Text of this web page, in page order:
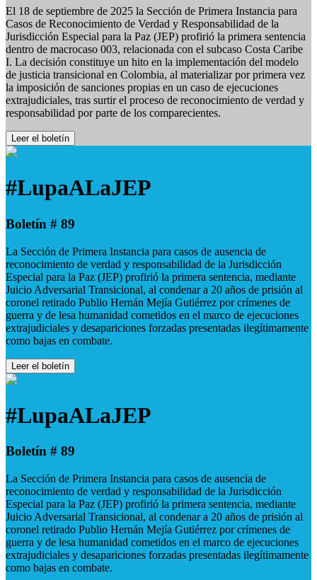
El 18 de septiembre de 2025 la Sección de Primera Instancia para
Casos de Reconocimiento de Verdad y Responsabilidad de la
Jurisdicción Especial para la Paz (JEP) profirió la primera sentencia
dentro de macrocaso 003, relacionada con el subcaso Costa Caribe
I. La decisión constituye un hito en la implementación del modelo
de justicia transicional en Colombia, al materializar por primera vez
la imposición de sanciones propias en un caso de ejecuciones
extrajudiciales, tras surtir el proceso de reconocimiento de verdad y
responsabilidad por parte de los comparecientes.
Leer el boletín
#LupaALaJEP
Boletín # 89
La Sección de Primera Instancia para casos de ausencia de
reconocimiento de verdad y responsabilidad de la Jurisdicción
Especial para la Paz (JEP) profirió la primera sentencia, mediante
Juicio Adversarial Transicional, al condenar a 20 años de prisión al
coronel retirado Publio Hernán Mejía Gutiérrez por crímenes de
guerra y de lesa humanidad cometidos en el marco de ejecuciones
extrajudiciales y desapariciones forzadas presentadas ilegítimamente
como bajas en combate.
Leer el boletín
#LupaALaJEP
Boletín # 89
La Sección de Primera Instancia para casos de ausencia de
reconocimiento de verdad y responsabilidad de la Jurisdicción
Especial para la Paz (JEP) profirió la primera sentencia, mediante
Juicio Adversarial Transicional, al condenar a 20 años de prisión al
coronel retirado Publio Hernán Mejía Gutiérrez por crímenes de
guerra y de lesa humanidad cometidos en el marco de ejecuciones
extrajudiciales y desapariciones forzadas presentadas ilegítimamente
como bajas en combate.